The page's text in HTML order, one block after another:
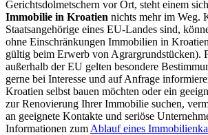
Gerichtsdolmetschern vor Ort, steht einem
Immobilie in Kroatien nichts mehr im Weg.
Staatsangehörige eines EU-Landes sind,
ohne Einschränkungen Immobilien in
gültig beim Erwerb von Agrargrundstücken).
außerhalb der EU gelten besondere
gerne bei Interesse und auf Anfrage
Kroatien selbst bauen möchten oder ein
zur Renovierung Ihrer Immobilie suchen,
an geeignete Kontakte und seriöse
Informationen zum Ablauf eines